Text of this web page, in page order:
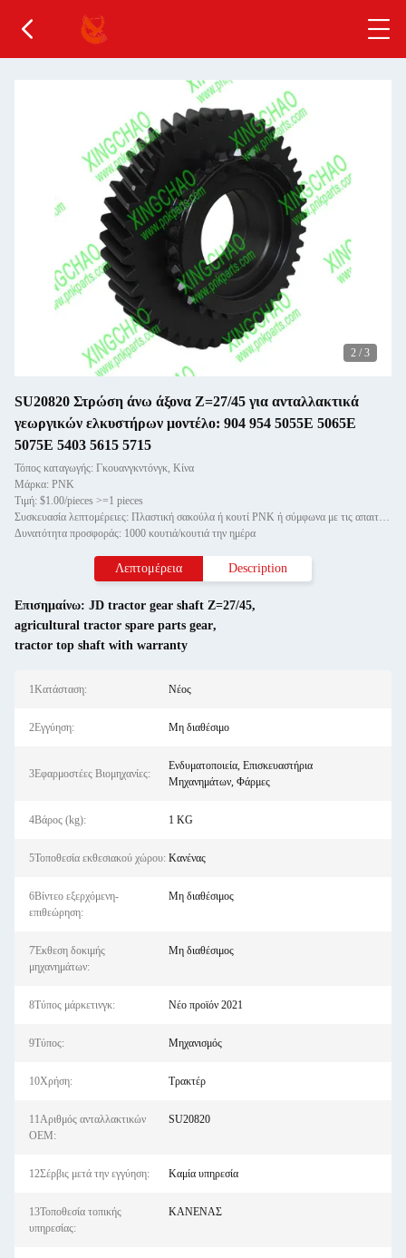
2 / 3
SU20820 Στρώση άνω άξονα Z=27/45 για ανταλλακτικά
γεωργικών ελκυστήρων μοντέλο: 904 954 5055E 5065E
5075E 5403 5615 5715
Τόπος καταγωγής: Γκουανγκντόνγκ, Κίνα
Μάρκα: PNK
Τιμή: $1.00/pieces >=1 pieces
Συσκευασία λεπτομέρειες: Πλαστική σακούλα ή κουτί PNK ή σύμφωνα με τις απαιτήσεις σας.
Δυνατότητα προσφοράς: 1000 κουτιά/κουτιά την ημέρα
Λεπτομέρεια Description
Επισημαίνω: JD tractor gear shaft Z=27/45,
agricultural tractor spare parts gear,
tractor top shaft with warranty
1Κατάσταση: Νέος
2Εγγύηση: Μη διαθέσιμο
3Εφαρμοστέες Βιομηχανίες:
Ενδυματοποιεία, Επισκευαστήρια
Μηχανημάτων, Φάρμες
4Βάρος (kg): 1 KG
5Τοποθεσία εκθεσιακού χώρου: Κανένας
6Βίντεο εξερχόμενη-
επιθεώρηση:
Μη διαθέσιμος
7Έκθεση δοκιμής
μηχανημάτων:
Μη διαθέσιμος
8Τύπος μάρκετινγκ: Νέο προϊόν 2021
9Τύπος: Μηχανισμός
10Χρήση: Τρακτέρ
11Αριθμός ανταλλακτικών
OEM:
SU20820
12Σέρβις μετά την εγγύηση: Καμία υπηρεσία
13Τοποθεσία τοπικής
υπηρεσίας:
ΚΑΝΕΝΑΣ